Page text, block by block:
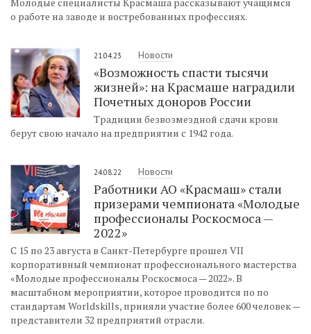
о работе на заводе и востребованных профессиях.
21.04.23 Новости
«Возможность спасти тысячи
жизней»: на Красмаше наградили
Почетных доноров России
Традиции безвозмездной сдачи крови
берут свою начало на предприятии с 1942 года.
24.08.22 Новости
Работники АО «Красмаш» стали
призерами чемпионата «Молодые
профессионалы Роскосмоса —
2022»
С 15 по 23 августа в Санкт-Петербурге прошел VII
корпоративный чемпионат профессионального мастерства
«Молодые профессионалы Роскосмоса — 2022». В
масштабном мероприятии, которое проводится по по
стандартам Worldskills, приняли участие более 600 человек —
представители 32 предприятий отрасли.